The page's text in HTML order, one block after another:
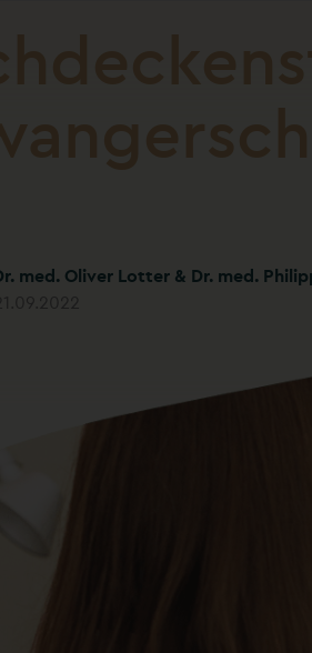
med. Oliver Lotter & Dr. med.